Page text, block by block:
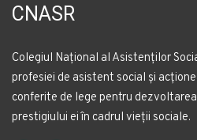
CNASR
Colegiul Național al Asistenților
profesiei de asistent social și
conferite de lege pentru
prestigiului ei în cadrul vieții sociale.